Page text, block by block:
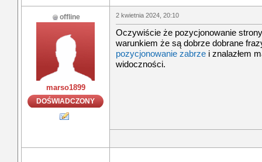
offline
marso1899
DOŚWIADCZONY
2 kwietnia 2024, 20:10
Oczywiście że pozycjonowanie
warunkiem że są dobrze dobrane
pozycjonowanie zabrze i znalazłem
widoczności.